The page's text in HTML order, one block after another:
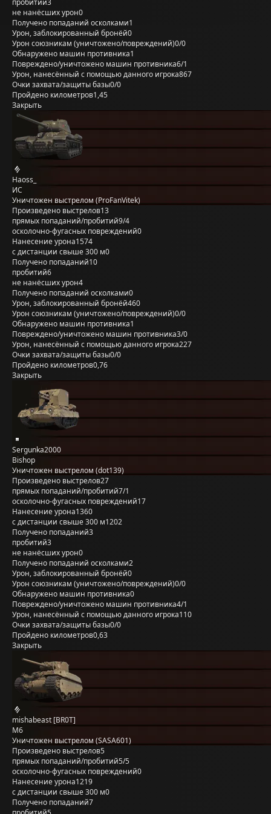
пробитий3
не нанёсших урон0
Получено попаданий осколками1
Урон, заблокированный бронёй0
Урон союзникам (уничтожено/повреждений)0/0
Обнаружено машин противника1
Повреждено/уничтожено машин противника6/1
Урон, нанесённый с помощью данного игрока867
Очки захвата/защиты базы0/0
Пройдено километров1,45
Закрыть
Haoss_
ИС
Уничтожен выстрелом (ProFanVitek)
Произведено выстрелов13
прямых попаданий/пробитий9/4
осколочно-фугасных повреждений0
Нанесение урона1574
с дистанции свыше 300 м0
Получено попаданий10
пробитий6
не нанёсших урон4
Получено попаданий осколками0
Урон, заблокированный бронёй460
Урон союзникам (уничтожено/повреждений)0/0
Обнаружено машин противника1
Повреждено/уничтожено машин противника3/0
Урон, нанесённый с помощью данного игрока227
Очки захвата/защиты базы0/0
Пройдено километров0,76
Закрыть
Sergunka2000
Bishop
Уничтожен выстрелом (dot139)
Произведено выстрелов27
прямых попаданий/пробитий7/1
осколочно-фугасных повреждений17
Нанесение урона1360
с дистанции свыше 300 м1202
Получено попаданий3
пробитий3
не нанёсших урон0
Получено попаданий осколками2
Урон, заблокированный бронёй0
Урон союзникам (уничтожено/повреждений)0/0
Обнаружено машин противника0
Повреждено/уничтожено машин противника4/1
Урон, нанесённый с помощью данного игрока110
Очки захвата/защиты базы0/0
Пройдено километров0,63
Закрыть
mishabeast [BR0T]
M6
Уничтожен выстрелом (SASA601)
Произведено выстрелов5
прямых попаданий/пробитий5/5
осколочно-фугасных повреждений0
Нанесение урона1219
с дистанции свыше 300 м0
Получено попаданий7